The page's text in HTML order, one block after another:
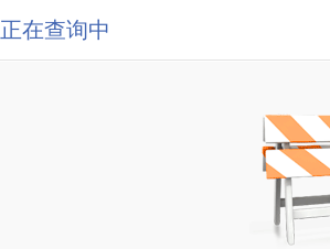
正在查询中